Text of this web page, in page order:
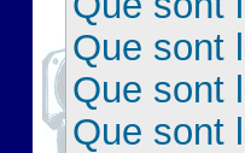
Que sont
Que sont
Que sont